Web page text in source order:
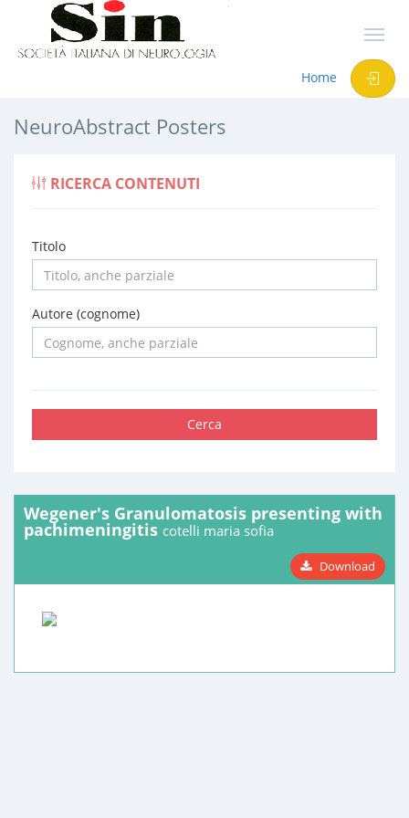
Home
NeuroAbstract Posters
RICERCA CONTENUTI
Titolo
Autore (cognome)
Cerca
Wegener's Granulomatosis presenting with
pachimeningitis cotelli maria sofia
Download